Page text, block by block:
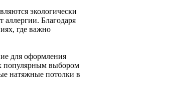
экологически
Благодаря
где важно
для оформления
популярным выбором
натяжные потолки в